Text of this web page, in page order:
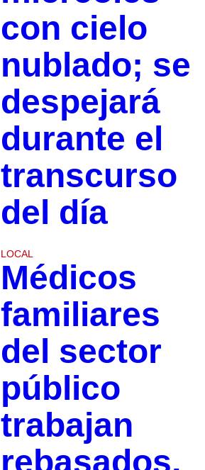
con cielo
nublado; se
despejará
durante el
transcurso
del día
LOCAL
Médicos
familiares
del sector
público
trabajan
rebasados,